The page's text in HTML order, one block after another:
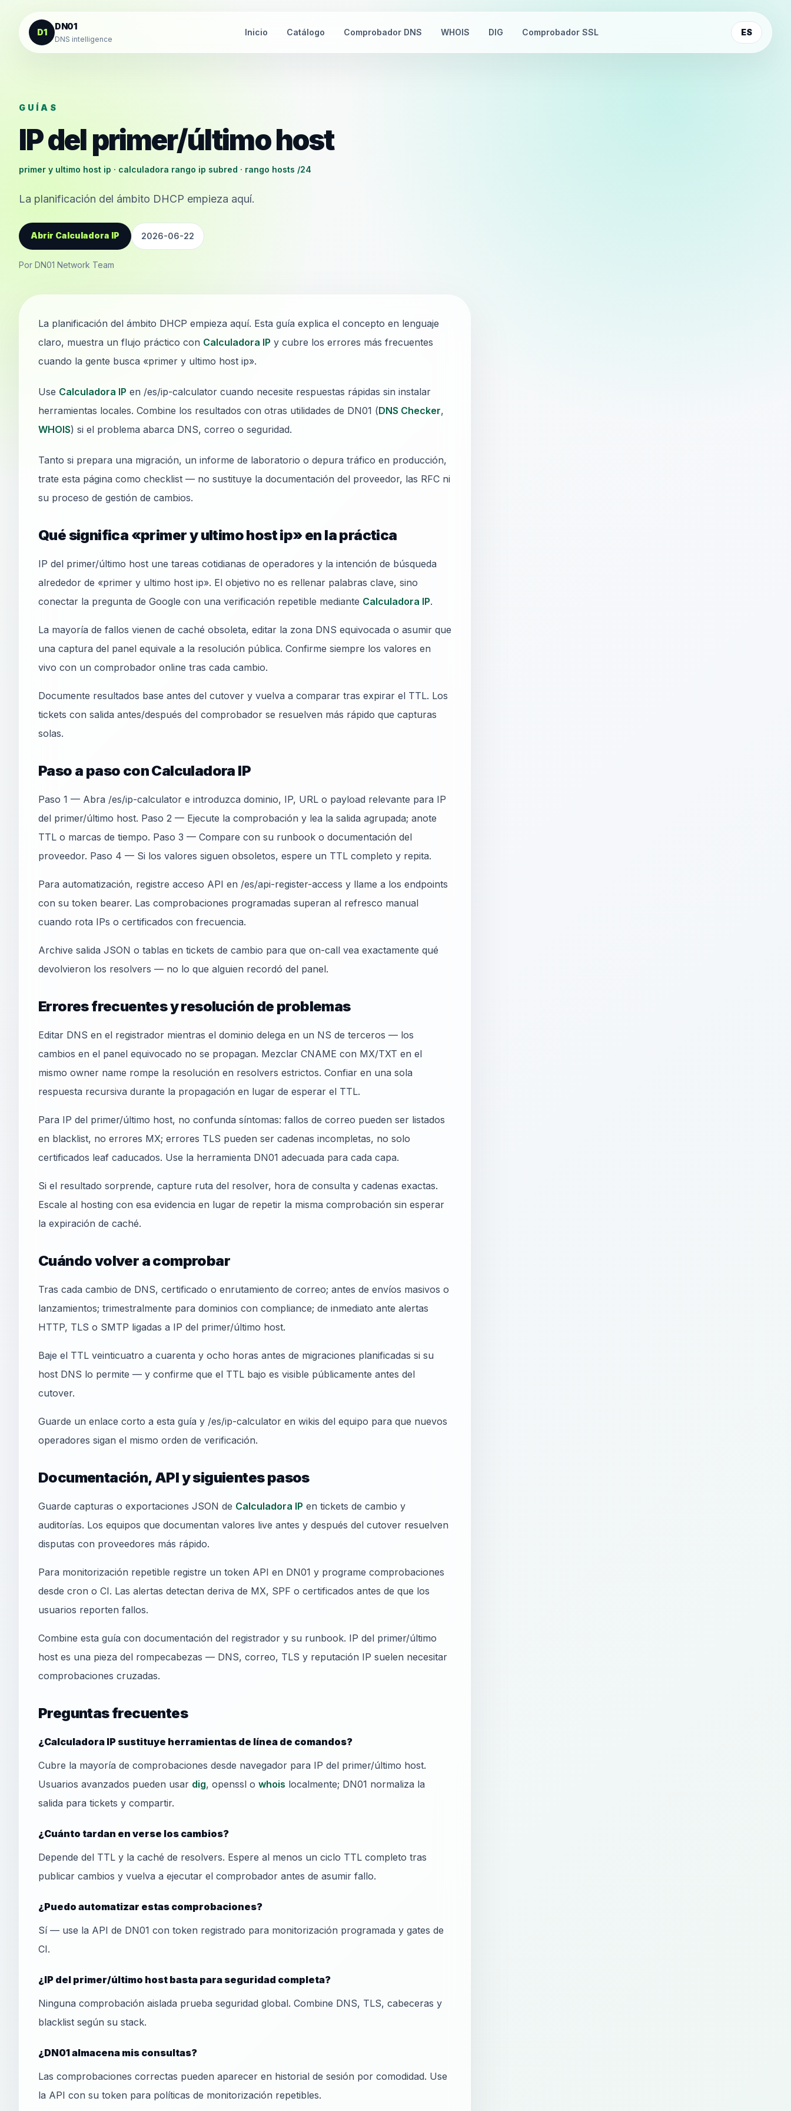
Saltar al contenido
D1
DN01
DNS intelligence
Inicio Catálogo Comprobador DNS WHOIS DIG Comprobador SSL ES
GUÍAS
IP del primer/último host
primer y ultimo host ip · calculadora rango ip subred · rango hosts /24
La planificación del ámbito DHCP empieza aquí.
Abrir Calculadora IP 2026-06-22
Por DN01 Network Team
La planificación del ámbito DHCP empieza aquí. Esta guía explica el concepto en lenguaje
claro, muestra un flujo práctico con Calculadora IP y cubre los errores más frecuentes
cuando la gente busca «primer y ultimo host ip».
Use Calculadora IP en /es/ip-calculator cuando necesite respuestas rápidas sin instalar
herramientas locales. Combine los resultados con otras utilidades de DN01 (DNS Checker,
WHOIS) si el problema abarca DNS, correo o seguridad.
Tanto si prepara una migración, un informe de laboratorio o depura tráfico en producción,
trate esta página como checklist — no sustituye la documentación del proveedor, las RFC ni
su proceso de gestión de cambios.
Qué significa «primer y ultimo host ip» en la práctica
IP del primer/último host une tareas cotidianas de operadores y la intención de búsqueda
alrededor de «primer y ultimo host ip». El objetivo no es rellenar palabras clave, sino
conectar la pregunta de Google con una verificación repetible mediante Calculadora IP.
La mayoría de fallos vienen de caché obsoleta, editar la zona DNS equivocada o asumir que
una captura del panel equivale a la resolución pública. Confirme siempre los valores en
vivo con un comprobador online tras cada cambio.
Documente resultados base antes del cutover y vuelva a comparar tras expirar el TTL. Los
tickets con salida antes/después del comprobador se resuelven más rápido que capturas
solas.
Paso a paso con Calculadora IP
Paso 1 — Abra /es/ip-calculator e introduzca dominio, IP, URL o payload relevante para IP
del primer/último host. Paso 2 — Ejecute la comprobación y lea la salida agrupada; anote
TTL o marcas de tiempo. Paso 3 — Compare con su runbook o documentación del
proveedor. Paso 4 — Si los valores siguen obsoletos, espere un TTL completo y repita.
Para automatización, registre acceso API en /es/api-register-access y llame a los endpoints
con su token bearer. Las comprobaciones programadas superan al refresco manual
cuando rota IPs o certificados con frecuencia.
Archive salida JSON o tablas en tickets de cambio para que on-call vea exactamente qué
devolvieron los resolvers — no lo que alguien recordó del panel.
Errores frecuentes y resolución de problemas
Editar DNS en el registrador mientras el dominio delega en un NS de terceros — los
cambios en el panel equivocado no se propagan. Mezclar CNAME con MX/TXT en el
mismo owner name rompe la resolución en resolvers estrictos. Confiar en una sola
respuesta recursiva durante la propagación en lugar de esperar el TTL.
Para IP del primer/último host, no confunda síntomas: fallos de correo pueden ser listados
en blacklist, no errores MX; errores TLS pueden ser cadenas incompletas, no solo
certificados leaf caducados. Use la herramienta DN01 adecuada para cada capa.
Si el resultado sorprende, capture ruta del resolver, hora de consulta y cadenas exactas.
Escale al hosting con esa evidencia en lugar de repetir la misma comprobación sin esperar
la expiración de caché.
Cuándo volver a comprobar
Tras cada cambio de DNS, certificado o enrutamiento de correo; antes de envíos masivos o
lanzamientos; trimestralmente para dominios con compliance; de inmediato ante alertas
HTTP, TLS o SMTP ligadas a IP del primer/último host.
Baje el TTL veinticuatro a cuarenta y ocho horas antes de migraciones planificadas si su
host DNS lo permite — y confirme que el TTL bajo es visible públicamente antes del
cutover.
Guarde un enlace corto a esta guía y /es/ip-calculator en wikis del equipo para que nuevos
operadores sigan el mismo orden de verificación.
Documentación, API y siguientes pasos
Guarde capturas o exportaciones JSON de Calculadora IP en tickets de cambio y
auditorías. Los equipos que documentan valores live antes y después del cutover resuelven
disputas con proveedores más rápido.
Para monitorización repetible registre un token API en DN01 y programe comprobaciones
desde cron o CI. Las alertas detectan deriva de MX, SPF o certificados antes de que los
usuarios reporten fallos.
Combine esta guía con documentación del registrador y su runbook. IP del primer/último
host es una pieza del rompecabezas — DNS, correo, TLS y reputación IP suelen necesitar
comprobaciones cruzadas.
Preguntas frecuentes
¿Calculadora IP sustituye herramientas de línea de comandos?
Cubre la mayoría de comprobaciones desde navegador para IP del primer/último host.
Usuarios avanzados pueden usar dig, openssl o whois localmente; DN01 normaliza la
salida para tickets y compartir.
¿Cuánto tardan en verse los cambios?
Depende del TTL y la caché de resolvers. Espere al menos un ciclo TTL completo tras
publicar cambios y vuelva a ejecutar el comprobador antes de asumir fallo.
¿Puedo automatizar estas comprobaciones?
Sí — use la API de DN01 con token registrado para monitorización programada y gates de
CI.
¿IP del primer/último host basta para seguridad completa?
Ninguna comprobación aislada prueba seguridad global. Combine DNS, TLS, cabeceras y
blacklist según su stack.
¿DN01 almacena mis consultas?
Las comprobaciones correctas pueden aparecer en historial de sesión por comodidad. Use
la API con su token para políticas de monitorización repetibles.